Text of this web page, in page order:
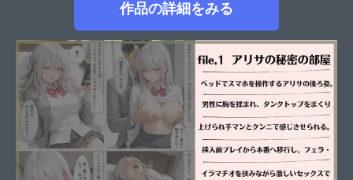
作品の詳細をみる